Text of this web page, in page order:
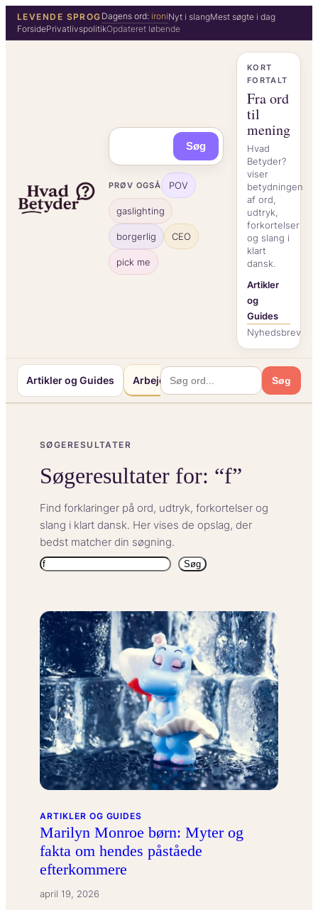
Spring
LEVENDE SPROG Dagens ord: ironiNyt i slangMest søgte i dag
ForsidePrivatlivspolitikOpdateret løbende
Søg
PRØV OGSÅ POV
gaslighting
borgerlig CEO
pick me
KORT
FORTALT
Fra ord
til
mening
Hvad
Betyder?
viser
betydningen
af ord,
udtryk,
forkortelser
og slang i
klart
dansk.
Artikler
og
Guides
Nyhedsbrev
Artikler og Guides Arbejde og Karriereliv Søg
SØGERESULTATER
Søgeresultater for: “f”
Find forklaringer på ord, udtryk, forkortelser og
slang i klart dansk. Her vises de opslag, der
bedst matcher din søgning.
Søg
Søg
ARTIKLER OG GUIDES
Marilyn Monroe børn: Myter og
fakta om hendes påståede
efterkommere
april 19, 2026